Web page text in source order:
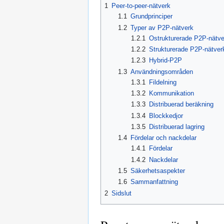
1 Peer-to-peer-nätverk
1.1 Grundprinciper
1.2 Typer av P2P-nätverk
1.2.1
Ostrukturerade P2P-
1.2.2 Strukturerade P2P-
1.2.3 Hybrid-P2P
1.3 Användningsområden
1.3.1
Fildelning
1.3.2 Kommunikation
1.3.3 Distribuerad beräkning
1.3.4 Blockkedjor
1.3.5 Distribuerad lagring
1.4
Fördelar och nackdelar
1.4.1 Fördelar
1.4.2 Nackdelar
1.5 Säkerhetsaspekter
1.6 Sammanfattning
2 Sidslut